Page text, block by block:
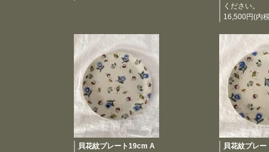
ください。
16,500円(内
貝花紋プレート19cm A
貝花紋プレ